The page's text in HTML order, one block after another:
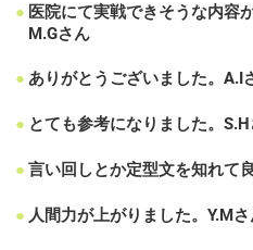
医院にて実戦できそうな内容
M.Gさん
ありがとうございました。A.I
とても参考になりました。
言い回しとか定型文を知れて
人間力が上がりました。Y.M